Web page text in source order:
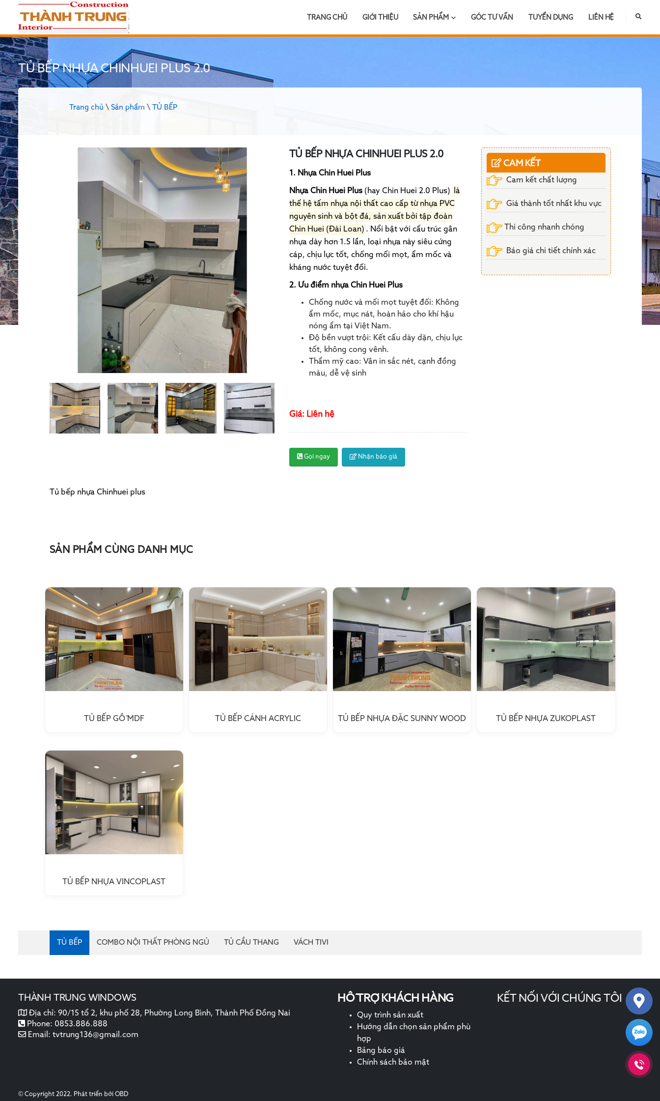
TRANG CHỦ GIỚI THIỆU SẢN PHẨM GÓC TƯ VẤN TUYỂN DỤNG LIÊN HỆ
TỦ BẾP NHỰA CHINHUEI PLUS 2.0
Trang chủ \ Sản phẩm \ TỦ BẾP
TỦ BẾP NHỰA CHINHUEI PLUS 2.0
1. Nhựa Chin Huei Plus
Nhựa Chin Huei Plus (hay Chin Huei 2.0 Plus)
là
thế hệ tấm nhựa nội thất cao cấp từ nhựa PVC
nguyên sinh và bột đá, sản xuất bởi tập đoàn
Chin Huei (Đài Loan) . Nổi bật với cấu trúc gân
nhựa dày hơn 1.5 lần, loại nhựa này siêu cứng
cáp, chịu lực tốt, chống mối mọt, ẩm mốc và
kháng nước tuyệt đối.
2. Ưu điểm nhựa Chin Huei Plus
Chống nước và mối mọt tuyệt đối: Không
ẩm mốc, mục nát, hoàn hảo cho khí hậu
nóng ẩm tại Việt Nam.
Độ bền vượt trội: Kết cấu dày dặn, chịu lực
tốt, không cong vênh.
Thẩm mỹ cao: Vân in sắc nét, cạnh đồng
màu, dễ vệ sinh
Giá: Liên hệ
Gọi ngay Nhận báo giá
CAM KẾT
Cam kết chất lượng
Giá thành tốt nhất khu vực
Thi công nhanh chóng
Báo giá chi tiết chính xác
Tủ bếp nhựa Chinhuei plus
SẢN PHẨM CÙNG DANH MỤC
TỦ BẾP GỖ MDF TỦ BẾP CÁNH ACRYLIC TỦ BẾP NHỰA ĐẶC SUNNY WOOD TỦ BẾP NHỰA ZUKOPLAST
TỦ BẾP NHỰA VINCOPLAST
TỦ BẾP COMBO NỘI THẤT PHÒNG NGỦ TỦ CẦU THANG VÁCH TIVI
THÀNH TRUNG WINDOWS
Địa chỉ: 90/15 tổ 2, khu phố 28, Phường Long Bình, Thành Phố Đồng Nai
Phone: 0853.886.888
Email: tvtrung136@gmail.com
HỖ TRỢ KHÁCH HÀNG
Quy trình sản xuất
Hướng dẫn chọn sản phẩm phù
hợp
Bảng báo giá
Chính sách bảo mật
KẾT NỐI VỚI CHÚNG TÔI
© Copyright 2022. Phát triển bới OBD